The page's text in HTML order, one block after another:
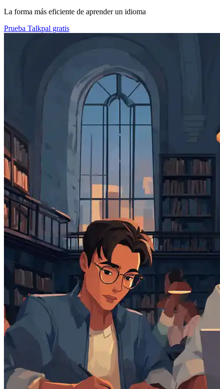
La forma más eficiente de aprender un idioma
Prueba Talkpal gratis